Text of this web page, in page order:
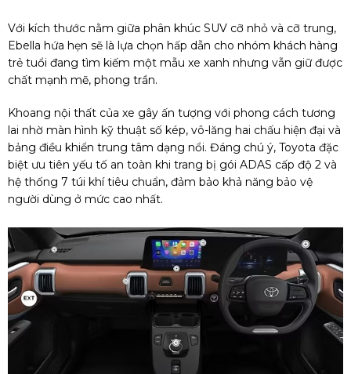
Với kích thước nằm giữa phân khúc SUV cỡ nhỏ và cỡ trung,
Ebella hứa hẹn sẽ là lựa chọn hấp dẫn cho nhóm khách hàng
trẻ tuổi đang tìm kiếm một mẫu xe xanh nhưng vẫn giữ được
chất mạnh mẽ, phong trần.
Khoang nội thất của xe gây ấn tượng với phong cách tương
lai nhờ màn hình kỹ thuật số kép, vô-lăng hai chấu hiện đại và
bảng điều khiển trung tâm dạng nổi. Đáng chú ý, Toyota đặc
biệt ưu tiên yếu tố an toàn khi trang bị gói ADAS cấp độ 2 và
hệ thống 7 túi khí tiêu chuẩn, đảm bảo khả năng bảo vệ
người dùng ở mức cao nhất.